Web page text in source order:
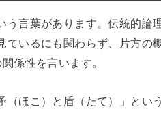
う言葉があります。伝統的論
ているにも関わらず、片方の
係性を言います。
（ほこ）と盾（たて）」とい